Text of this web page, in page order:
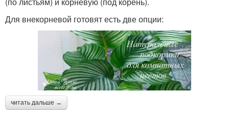
Для внекорневой готовят есть две опции:
читать дальше →